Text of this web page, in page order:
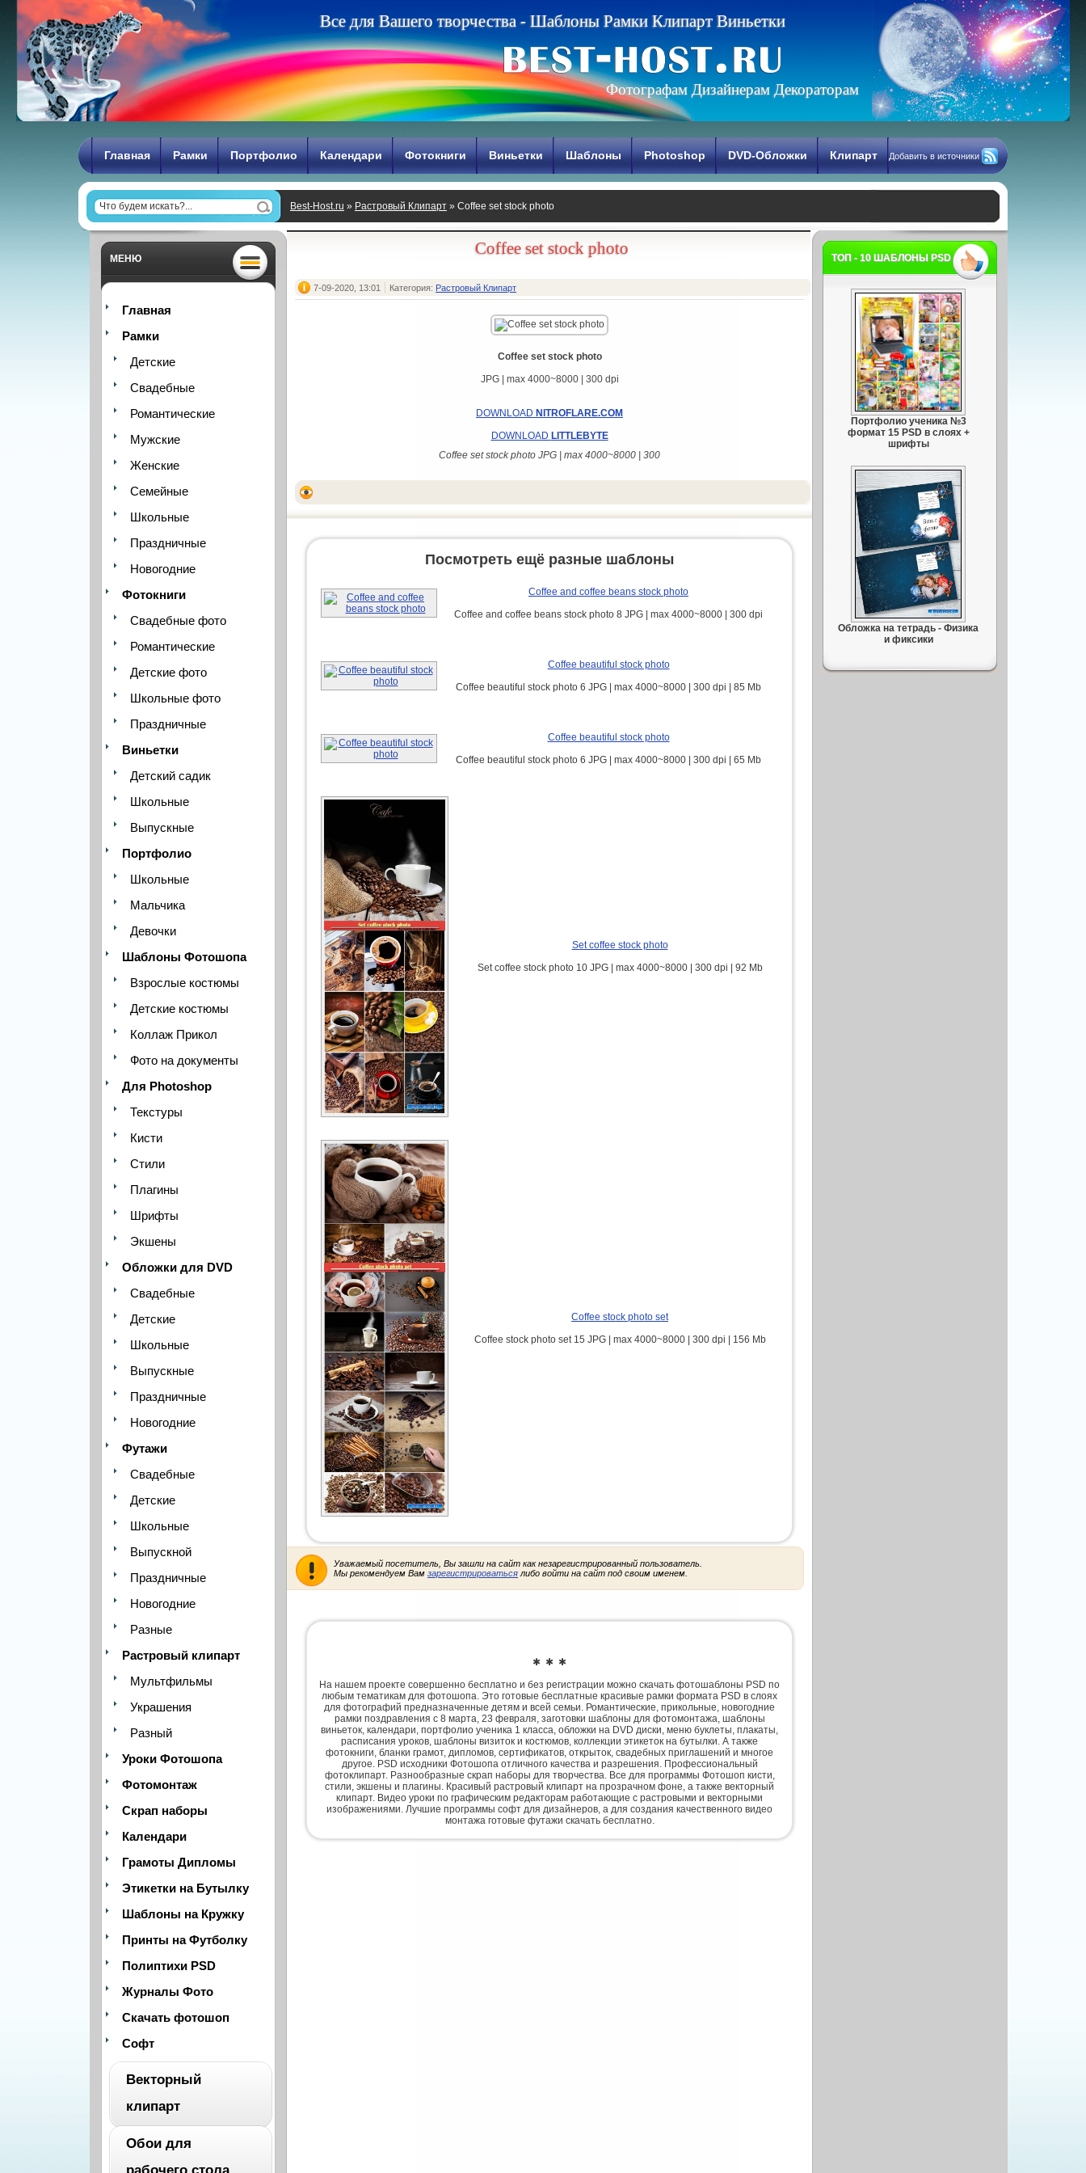
Все для Вашего творчества - Шаблоны Рамки Клипарт Виньетки
Фотографам Дизайнерам Декораторам
Главная Рамки Портфолио Календари Фотокниги Виньетки Шаблоны Photoshop DVD-Обложки Клипарт Добавить в источники
Best-Host.ru » Растровый Клипарт » Coffee set stock photo
МЕНЮ
Главная
Рамки
Детские
Свадебные
Романтические
Мужские
Женские
Семейные
Школьные
Праздничные
Новогодние
Фотокниги
Свадебные фото
Романтические
Детские фото
Школьные фото
Праздничные
Виньетки
Детский садик
Школьные
Выпускные
Портфолио
Школьные
Мальчика
Девочки
Шаблоны Фотошопа
Взрослые костюмы
Детские костюмы
Коллаж Прикол
Фото на документы
Для Photoshop
Текстуры
Кисти
Стили
Плагины
Шрифты
Экшены
Обложки для DVD
Свадебные
Детские
Школьные
Выпускные
Праздничные
Новогодние
Футажи
Свадебные
Детские
Школьные
Выпускной
Праздничные
Новогодние
Разные
Растровый клипарт
Мультфильмы
Украшения
Разный
Уроки Фотошопа
Фотомонтаж
Скрап наборы
Календари
Грамоты Дипломы
Этикетки на Бутылку
Шаблоны на Кружку
Принты на Футболку
Полиптихи PSD
Журналы Фото
Скачать фотошоп
Софт
Векторный
клипарт
Обои для
Coffee set stock photo
7-09-2020, 13:01 Категория: Растровый Клипарт
Coffee set stock photo
JPG | max 4000~8000 | 300 dpi
DOWNLOAD NITROFLARE.COM
DOWNLOAD LITTLEBYTE
Coffee set stock photo JPG | max 4000~8000 | 300
Посмотреть ещё разные шаблоны
Coffee and coffee beans stock photo
Coffee and coffee beans stock photo 8 JPG | max 4000~8000 | 300 dpi
Coffee beautiful stock photo
Coffee beautiful stock photo 6 JPG | max 4000~8000 | 300 dpi | 85 Mb
Coffee beautiful stock photo
Coffee beautiful stock photo 6 JPG | max 4000~8000 | 300 dpi | 65 Mb
Set coffee stock photo
Set coffee stock photo 10 JPG | max 4000~8000 | 300 dpi | 92 Mb
Coffee stock photo set
Coffee stock photo set 15 JPG | max 4000~8000 | 300 dpi | 156 Mb
Уважаемый посетитель, Вы зашли на сайт как незарегистрированный пользователь.
Мы рекомендуем Вам зарегистрироваться либо войти на сайт под своим именем.
✱ ✱ ✱
На нашем проекте совершенно бесплатно и без регистрации можно скачать фотошаблоны PSD по
любым тематикам для фотошопа. Это готовые бесплатные красивые рамки формата PSD в слоях
для фотографий предназначенные детям и всей семьи. Романтические, прикольные, новогодние
рамки поздравления с 8 марта, 23 февраля, заготовки шаблоны для фотомонтажа, шаблоны
виньеток, календари, портфолио ученика 1 класса, обложки на DVD диски, меню буклеты, плакаты,
расписания уроков, шаблоны визиток и костюмов, коллекции этикеток на бутылки. А также
фотокниги, бланки грамот, дипломов, сертификатов, открыток, свадебных приглашений и многое
другое. PSD исходники Фотошопа отличного качества и разрешения. Профессиональный
фотоклипарт. Разнообразные скрап наборы для творчества. Все для программы Фотошоп кисти,
стили, экшены и плагины. Красивый растровый клипарт на прозрачном фоне, а также векторный
клипарт. Видео уроки по графическим редакторам работающие с растровыми и векторными
изображениями. Лучшие программы софт для дизайнеров, а для создания качественного видео
монтажа готовые футажи скачать бесплатно.
ТОП - 10 ШАБЛОНЫ PSD
Портфолио ученика №3
формат 15 PSD в слоях +
шрифты
Обложка на тетрадь - Физика
и фиксики